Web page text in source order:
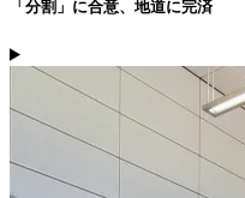
「分割」に合意、地道に完済